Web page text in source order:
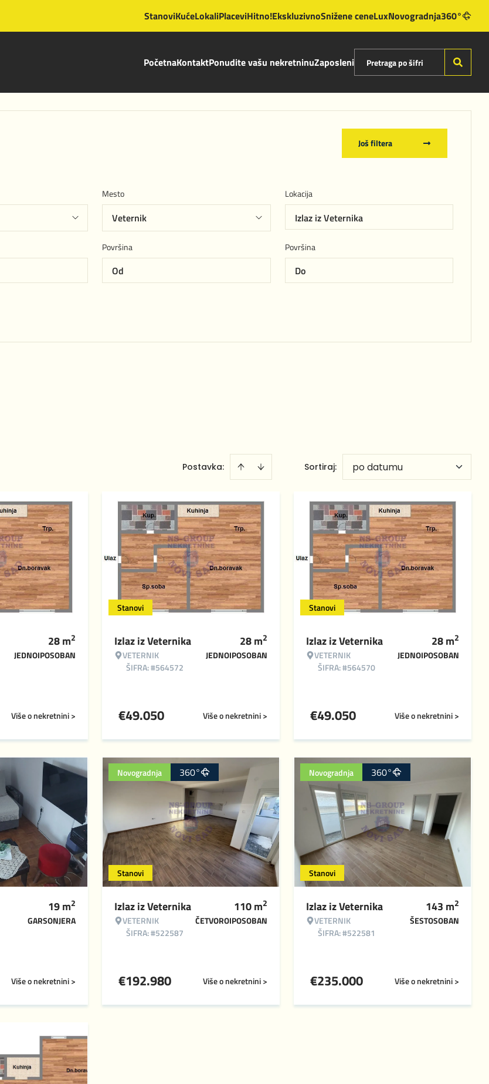
StanoviKućeLokaliPlaceviHitno!EkskluzivnoSnižene ceneLuxNovogradnja360°
PočetnaKontaktPonudite vašu nekretninuZaposleni
Još filtera
Mesto Lokacija
Izlaz iz Veternika
Površina Površina
Postavka: Sortiraj: po datumu
28m2
JEDNOIPOSOBAN
Više o nekretnini >
Stanovi
Izlaz iz Veternika
VETERNIK
ŠIFRA: #564572
28m2
JEDNOIPOSOBAN
Više o nekretnini >
€49.050
Stanovi
Izlaz iz Veternika
VETERNIK
ŠIFRA: #564570
28m2
JEDNOIPOSOBAN
Više o nekretnini >
€49.050
19m2
GARSONJERA
Više o nekretnini >
Stanovi
Novogradnja 360°
Izlaz iz Veternika
VETERNIK
ŠIFRA: #522587
110m2
ČETVOROIPOSOBAN
Više o nekretnini >
€192.980
Stanovi
Novogradnja 360°
Izlaz iz Veternika
VETERNIK
ŠIFRA: #522581
143 m2
ŠESTOSOBAN
Više o nekretnini >
€235.000